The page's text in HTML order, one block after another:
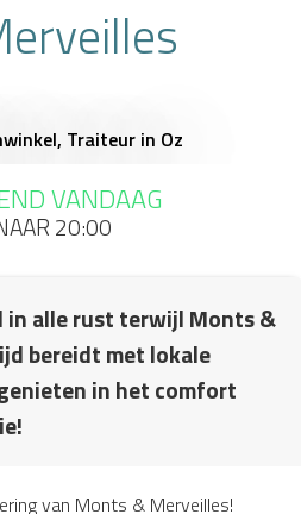
Traiteur in Oz
VANDAAG
20:00
in alle rust terwijl Monts &
bereidt met lokale
in het comfort
van Monts & Merveilles!